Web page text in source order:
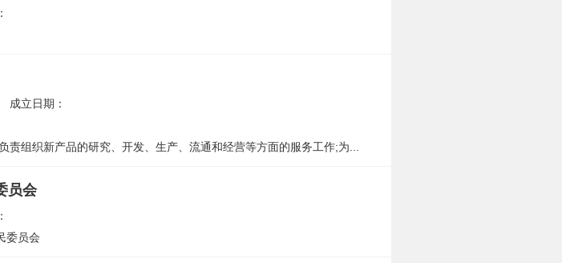
成立日期：
组织新产品的研究、开发、生产、流通和经营等方面的服务工作;为...
员会
委员会